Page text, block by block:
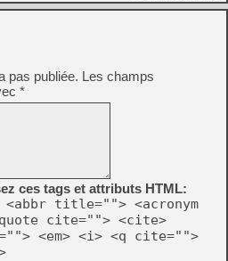
pas publiée. Les champs
*
ces tags et attributs HTML:
title=""> <acronym
cite=""> <cite>
<em> <i> <q cite="">